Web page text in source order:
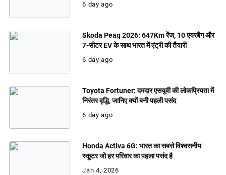
6 day ago
Skoda Peaq 2026: 647Km रेंज, 10 एयरबैग और
7-सीटर EV के साथ भारत में एंट्री की तैयारी
6 day ago
Toyota Fortuner: दमदार एसयूवी की लोकप्रियता में
निरंतर वृद्धि, जानिए क्यों बनी पहली पसंद
6 day ago
Honda Activa 6G: भारत का सबसे विश्वसनीय
स्कूटर जो हर परिवार का पहला पसंद है
Jan 4, 2026